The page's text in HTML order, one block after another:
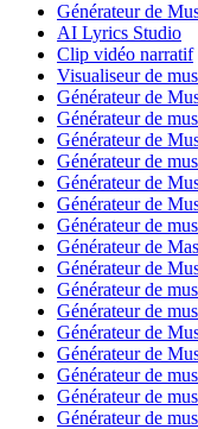
Générateur de
AI Lyrics Studio
Clip vidéo narratif
Visualiseur de
Générateur de
Générateur de
Générateur de
Générateur de
Générateur de
Générateur de
Générateur de
Générateur de
Générateur de
Générateur de
Générateur de
Générateur de
Générateur de
Générateur de
Générateur de
Générateur de